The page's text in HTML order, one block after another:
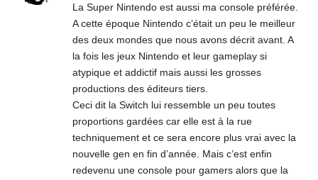
La Super Nintendo est aussi ma console préférée.
A cette époque Nintendo c’était un peu le meilleur
des deux mondes que nous avons décrit avant. A
la fois les jeux Nintendo et leur gameplay si
atypique et addictif mais aussi les grosses
productions des éditeurs tiers.
Ceci dit la Switch lui ressemble un peu toutes
proportions gardées car elle est à la rue
techniquement et ce sera encore plus vrai avec la
nouvelle gen en fin d’année. Mais c’est enfin
redevenu une console pour gamers alors que la